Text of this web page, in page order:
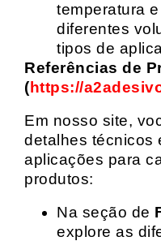
temperatura
diferentes
tipos de
Referências de
(https://
Em nosso site,
detalhes técnicos
aplicações para
produtos:
Na seção de
explore as